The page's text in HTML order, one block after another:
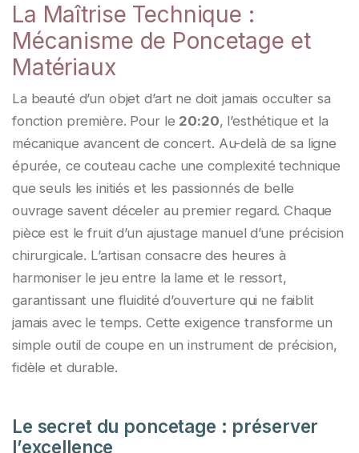
La Maîtrise Technique :
Mécanisme de Poncetage et
Matériaux
La beauté d’un objet d’art ne doit jamais occulter sa
fonction première. Pour le 20:20, l’esthétique et la
mécanique avancent de concert. Au-delà de sa ligne
épurée, ce couteau cache une complexité technique
que seuls les initiés et les passionnés de belle
ouvrage savent déceler au premier regard. Chaque
pièce est le fruit d’un ajustage manuel d’une précision
chirurgicale. L’artisan consacre des heures à
harmoniser le jeu entre la lame et le ressort,
garantissant une fluidité d’ouverture qui ne faiblit
jamais avec le temps. Cette exigence transforme un
simple outil de coupe en un instrument de précision,
fidèle et durable.
Le secret du poncetage : préserver
l’excellence